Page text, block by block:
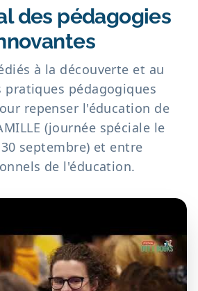
des pédagogies
à la découverte et au
pratiques pédagogiques
repenser l'éducation de
(journée spéciale le
septembre) et entre
de l'éducation.